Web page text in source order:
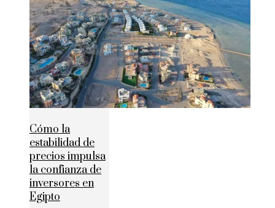
Cómo la
estabilidad de
precios impulsa
la confianza de
inversores en
Egipto